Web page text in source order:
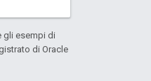
gli esempi di
di Oracle